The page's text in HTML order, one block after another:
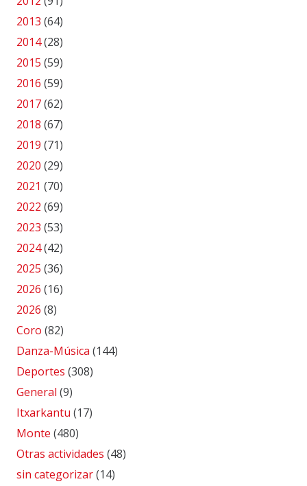
2013 (64)
2014(28)
2015 (59)
2016 (59)
2017(62)
2018 (67)
2019 (71)
2020 (29)
2021 (70)
2022 (69)
2023 (53)
2024(42)
2025 (36)
2026 (16)
2026 (8)
Coro (82)
Danza-Música (144)
Deportes (308)
General (9)
Itxarkantu (17)
Monte (480)
Otras actividades (48)
sin categorizar(14)